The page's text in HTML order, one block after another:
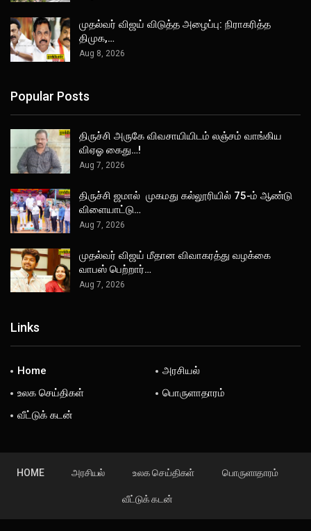
முதல்வர் விஜய் விடுத்த அழைப்பு: நிராகரித்த
திமுக,…
Aug 8, 2026
Popular Posts
திருச்சி அருகே விவசாயியிடம் லஞ்சம் வாங்கிய
விஏஓ கைது…!
Aug 7, 2026
திருச்சி ஜமால் முகமது கல்லூரியில் 75-ம் ஆண்டு
விளையாட்டு…
Aug 7, 2026
முதல்வர் விஜய் மீதான விவாகரத்து வழக்கை
வாபஸ் பெற்றார்…
Aug 7, 2026
Links
Home
அரசியல்
உலக செய்திகள்
பொருளாதாரம்
வீட்டுக் கடன்
HOME அரசியல் உலக செய்திகள் பொருளாதாரம்
வீட்டுக் கடன்